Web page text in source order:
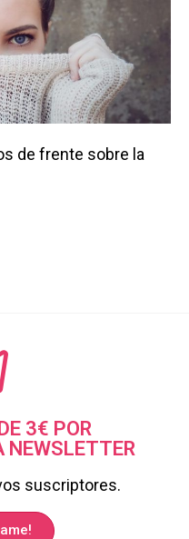
de frente sobre la
3€ POR
NEWSLETTER
suscriptores.